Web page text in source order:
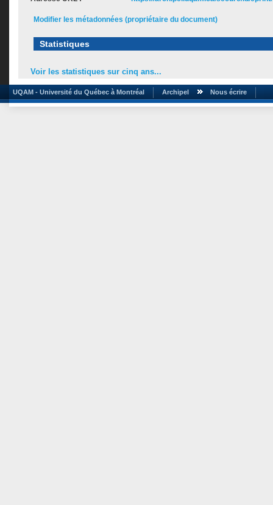
Modifier les métadonnées (propriétaire du document)
Statistiques
Voir les statistiques sur cinq ans...
UQAM - Université du Québec à Montréal Archipel Nous écrire